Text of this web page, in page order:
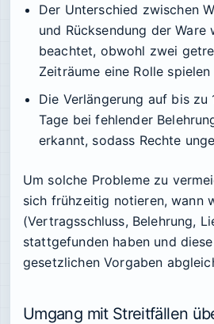
Der Unterschied zwischen
und Rücksendung der Ware
beachtet, obwohl zwei
Zeiträume eine Rolle spielen
Die Verlängerung auf bis zu
Tage bei fehlender
erkannt, sodass Rechte
Um solche Probleme zu
sich frühzeitig notieren, wann
(Vertragsschluss, Belehrung,
stattgefunden haben und
gesetzlichen Vorgaben
Umgang mit Streitfällen